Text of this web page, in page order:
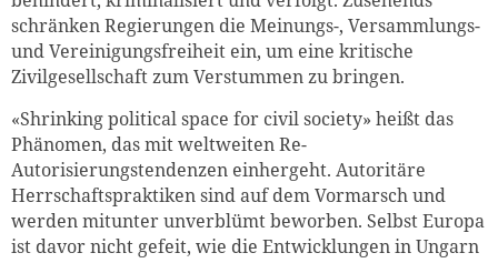
schränken Regierungen die Meinungs-, Versammlungs-
und Vereinigungsfreiheit ein, um eine kritische
Zivilgesellschaft zum Verstummen zu bringen.
«Shrinking political space for civil society» heißt das
Phänomen, das mit weltweiten Re-
Autorisierungstendenzen einhergeht. Autoritäre
Herrschaftspraktiken sind auf dem Vormarsch und
werden mitunter unverblümt beworben. Selbst Europa
ist davor nicht gefeit, wie die Entwicklungen in Ungarn